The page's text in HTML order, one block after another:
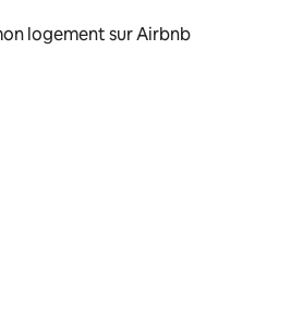
logement sur Airbnb